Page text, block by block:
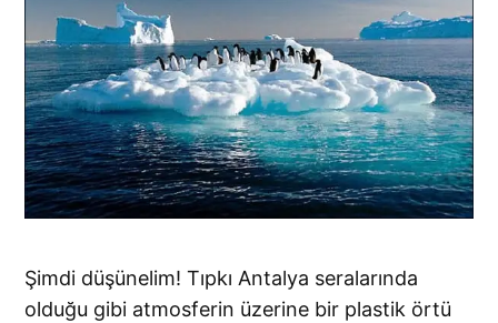
Şimdi düşünelim! Tıpkı Antalya seralarında
olduğu gibi atmosferin üzerine bir plastik örtü